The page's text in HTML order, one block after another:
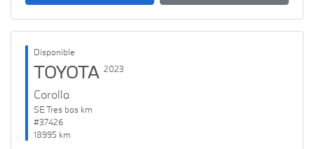
Disponible
TOYOTA 2023
Corolla
SE Tres bas km
#37426
18995 km